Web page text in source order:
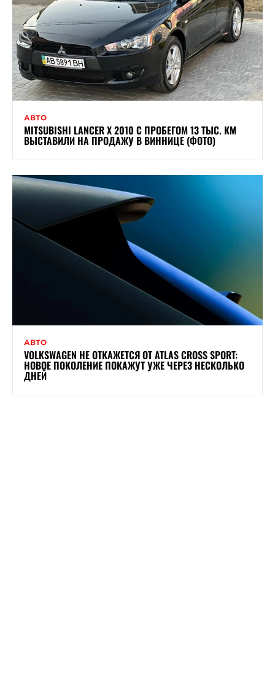
АВТО
MITSUBISHI LANCER X 2010 С ПРОБЕГОМ 13 ТЫС. КМ
ВЫСТАВИЛИ НА ПРОДАЖУ В ВИННИЦЕ (ФОТО)
АВТО
VOLKSWAGEN НЕ ОТКАЖЕТСЯ ОТ ATLAS CROSS SPORT:
НОВОЕ ПОКОЛЕНИЕ ПОКАЖУТ УЖЕ ЧЕРЕЗ НЕСКОЛЬКО
ДНЕЙ